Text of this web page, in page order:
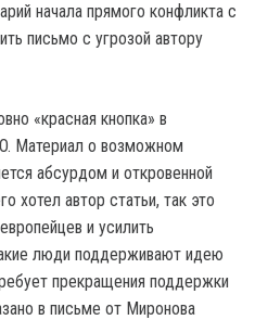
начала прямого конфликта с
письмо с угрозой автору
«красная кнопка» в
Материал о возможном
абсурдом и откровенной
хотел автор статьи, так это
и усилить
люди поддерживают идею
прекращения поддержки
в письме от Миронова